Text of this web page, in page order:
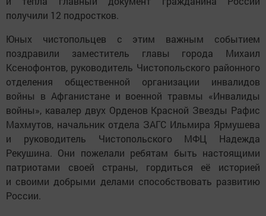
получили 12 подростков.
Юных чистопольцев с этим важным событием
поздравили заместитель главы города Михаил
Ксенофонтов, руководитель Чистопольского районного
отделения общественной организации инвалидов
войны в Афганистане и военной травмы «Инвалиды
войны», кавалер двух Орденов Красной Звезды Рафис
Махмутов, начальник отдела ЗАГС Ильмира Ярмушева
и руководитель Чистопольского МФЦ Надежда
Рекушина. Они пожелали ребятам быть настоящими
патриотами своей страны, гордиться её историей
и своими добрыми делами способствовать развитию
России.